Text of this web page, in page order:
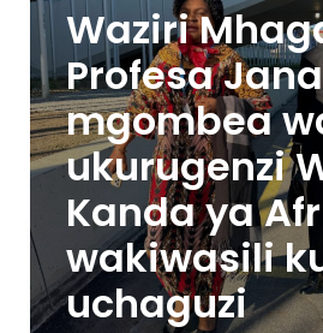
Waziri
Profesa
mgombea
ukurugenzi
Kanda ya
wakiwasili
uchaguzi